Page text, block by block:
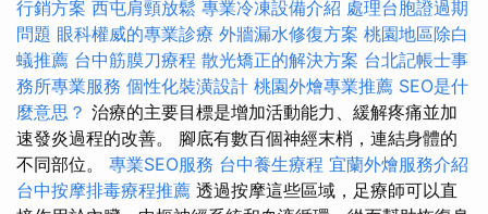
行銷方案 西屯肩頸放鬆 專業冷凍設備介紹 處理台胞證過期
問題 眼科權威的專業診療 外牆漏水修復方案 桃園地區除白
蟻推薦 台中筋膜刀療程 散光矯正的解決方案 台北記帳士事
務所專業服務 個性化裝潢設計 桃園外燴專業推薦 SEO是什
麼意思？ 治療的主要目標是增加活動能力、緩解疼痛並加
速發炎過程的改善。 腳底有數百個神經末梢，連結身體的
不同部位。 專業SEO服務 台中養生療程 宜蘭外燴服務介紹
台中按摩排毒療程推薦 透過按摩這些區域，足療師可以直